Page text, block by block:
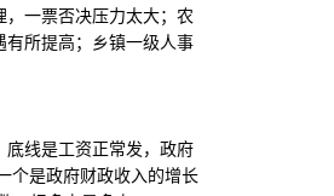
一票否决压力太大；农
所提高；乡镇一级人事
线是工资正常发，政府
个是政府财政收入的增长